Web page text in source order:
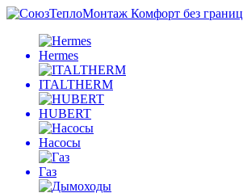
Комфорт без границ
Hermes
ITALTHERM
HUBERT
Насосы
Газ